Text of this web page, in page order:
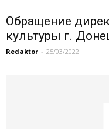
Обращение
культуры г.
Redaktor - 25/03/2022